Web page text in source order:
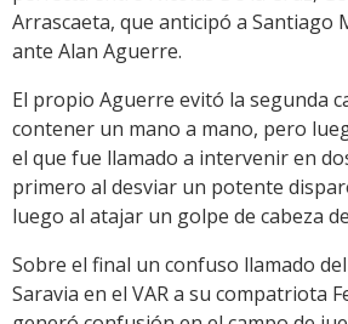
Arrascaeta, que anticipó a Santiago
ante Alan Aguerre.
El propio Aguerre evitó la segunda
contener un mano a mano, pero
el que fue llamado a intervenir en
primero al desviar un potente
luego al atajar un golpe de cabeza
Sobre el final un confuso llamado
Saravia en el VAR a su compatriota